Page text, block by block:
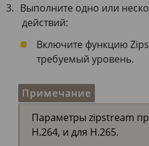
Выполните одно или
действий:
Включите функцию
требуемый уровень.
Примечание
Параметры zipstream
H.264, и для H.265.